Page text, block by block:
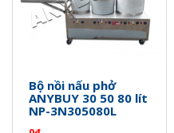
Bộ nồi nấu phở
ANYBUY 30 50 80 lít
NP-3N305080L